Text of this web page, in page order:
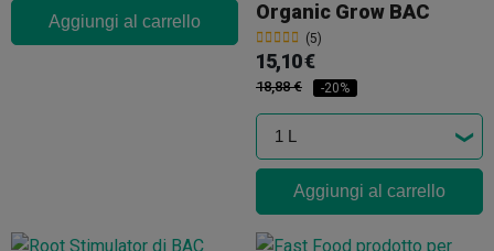
Aggiungi al carrello Organic Grow BAC
(5)
15,10 €
18,88 € -20%
Aggiungi al carrello